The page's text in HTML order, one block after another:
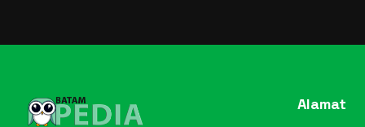
Alamat